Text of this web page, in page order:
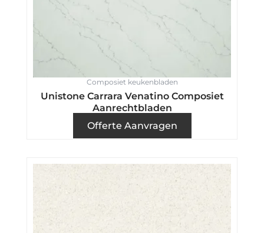
Composiet keukenbladen
Unistone Carrara Venatino Composiet
Aanrechtbladen
Offerte Aanvragen